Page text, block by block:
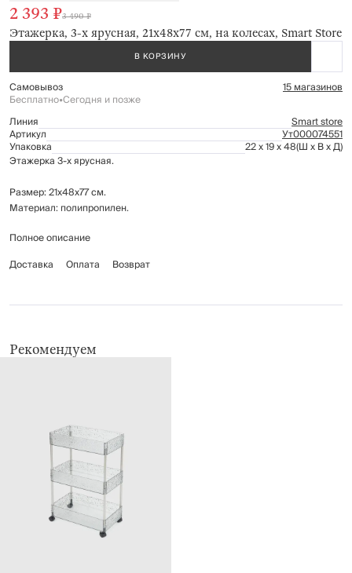
Этажерка, 3-х ярусная, 21x48x77 см, на колесах, Smart Store
2 393 ₽3 490 ₽
В КОРЗИНУ
Самовывоз 15 магазинов
Бесплатно•Сегодня и позже
Линия
Smart store
Артикул Ут000074551
Упаковка 22 x 19 x 48(Ш x В x Д)
Этажерка 3-х ярусная.
Размер: 21x48x77 см.
Материал: полипропилен.
Протирать мягкой влажной тканью.
Полное описание
Доставка
Оплата Возврат
Рекомендуем